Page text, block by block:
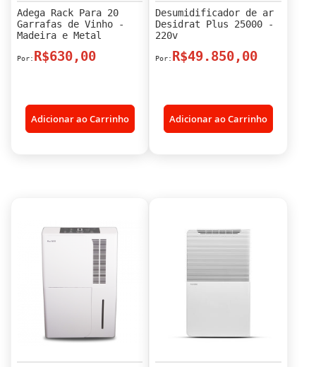
Adega Rack Para 20
Garrafas de Vinho -
Madeira e Metal
R$630,00
Adicionar ao Carrinho
Desumidificador de ar
Desidrat Plus 25000 -
220v
R$49.850,00
Adicionar ao Carrinho